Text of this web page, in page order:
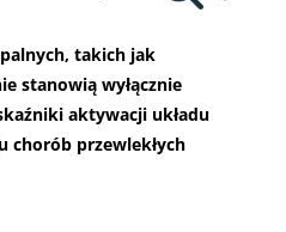
takich jak
stanowią wyłącznie
aktywacji układu
chorób przewlekłych